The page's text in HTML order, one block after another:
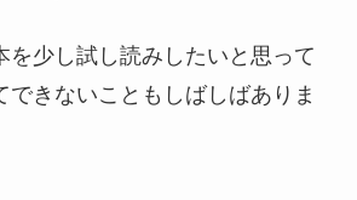
を少し試し読みしたいと思って
できないこともしばしばありま